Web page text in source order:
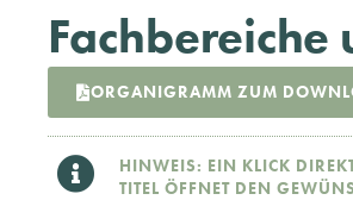
Fachbereiche
ORGANIGRAMM ZUM
HINWEIS: EIN KLICK
TITEL ÖFFNET DEN